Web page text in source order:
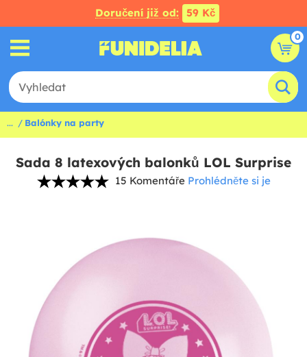
Doručení již od: 59 Kč
0
... Balónky na party
Sada 8 latexových balonků LOL Surprise
15 Komentáře Prohlédněte si je